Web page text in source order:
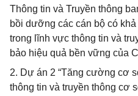
Thông tin và Truyền thông
bồi dưỡng các cán bộ có
trong lĩnh vực thông tin và
bảo hiệu quả bền vững của
2. Dự án 2 “Tăng cường cơ
thông tin và truyền thông cơ